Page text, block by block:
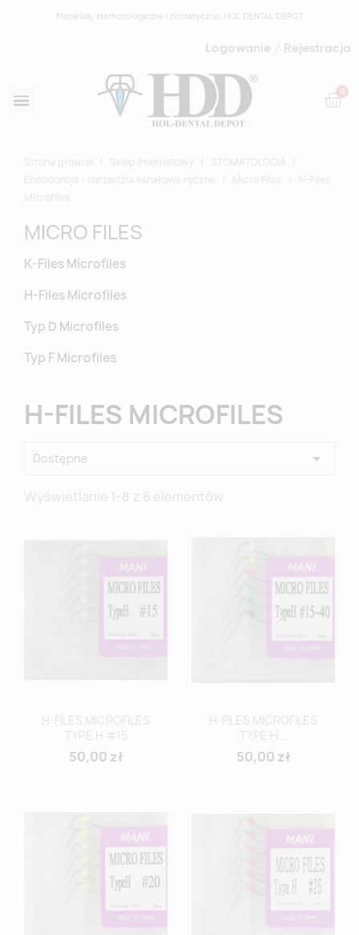
Materiały stomatologiczne i protetyczne: HOL DENTAL DEPOT
Logowanie / Rejestracja
Strona główna Sklep Internetowy
STOMATOLOGIA
Endodoncja - narzędzia kanałowe ręczne
Micro Files
H-Files
Microfiles
MICRO FILES
K-Files Microfiles
H-Files Microfiles
Typ D Microfiles
Typ F Microfiles
H-FILES MICROFILES
Dostępne 
Wyświetlanie 1-8 z 8 elementów
H-FILES MICROFILES
TYPE H #15
50,00 zł
H-FILES MICROFILES
TYPE H...
50,00 zł